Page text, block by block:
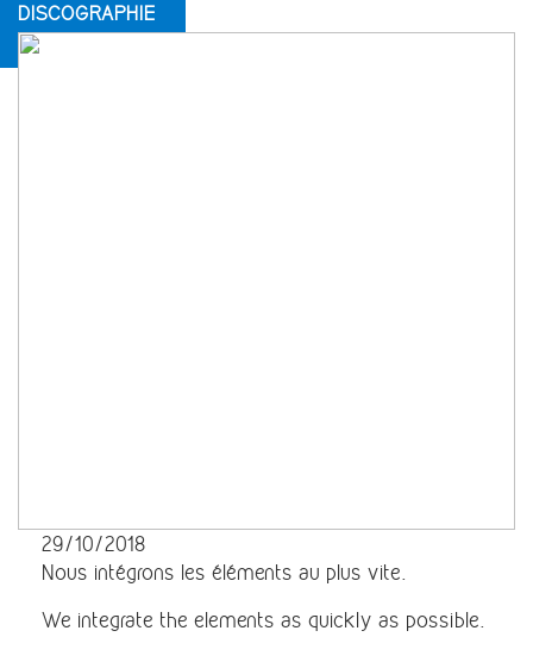
DISCOGRAPHIE
29/10/2018
Nous intégrons les éléments au plus vite.
We integrate the elements as quickly as possible.